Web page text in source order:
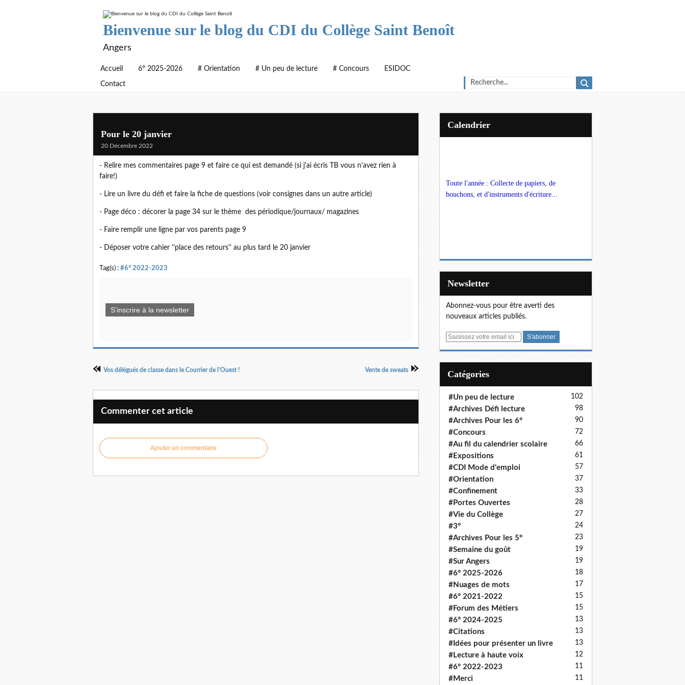
Bienvenue sur le blog du CDI du Collège Saint Benoît
Angers
Accueil 6° 2025-2026 # Orientation # Un peu de lecture # Concours ESIDOC
Contact
Pour le 20 janvier
20 Décembre 2022
- Relire mes commentaires page 9 et faire ce qui est demandé (si j'ai écris TB vous n'avez rien à
faire!)
- Lire un livre du défi et faire la fiche de questions (voir consignes dans un autre article)
- Page déco : décorer la page 34 sur le thème des périodique/journaux/ magazines
- Faire remplir une ligne par vos parents page 9
- Déposer votre cahier ''place des retours'' au plus tard le 20 janvier
Tag(s) : #6° 2022-2023
S'inscrire à la newsletter
Vos délégués de classe dans le Courrier de l'Ouest ! Vente de sweats
Commenter cet article
Ajouter un commentaire
Calendrier
Toute l'année : Collecte de papiers, de
bouchons, et d'instruments d'écriture...
Newsletter
Abonnez-vous pour être averti des
nouveaux articles publiés.
E
Catégories
#Un peu de lecture 102
#Archives Défi lecture 98
#Archives Pour les 6° 90
#Concours 72
#Au fil du calendrier scolaire 66
#Expositions 61
#CDI Mode d'emploi 57
#Orientation 37
#Confinement 33
#Portes Ouvertes 28
#Vie du Collège 27
#3° 24
#Archives Pour les 5° 23
#Semaine du goût 19
#Sur Angers 19
#6° 2025-2026 18
#Nuages de mots 17
#6° 2021-2022 15
#Forum des Métiers 15
#6° 2024-2025 13
#Citations 13
#Idées pour présenter un livre 13
#Lecture à haute voix 12
#6° 2022-2023 11
#Merci 11